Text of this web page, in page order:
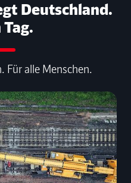
Deutschland.
Tag.
Für alle Menschen.